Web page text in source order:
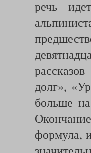
речь
долг»,
больше
формула,